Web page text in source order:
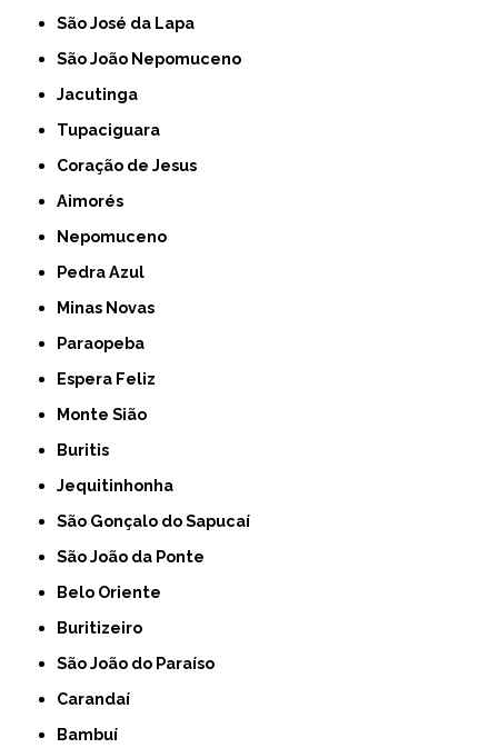
São José da Lapa
São João Nepomuceno
Jacutinga
Tupaciguara
Coração de Jesus
Aimorés
Nepomuceno
Pedra Azul
Minas Novas
Paraopeba
Espera Feliz
Monte Sião
Buritis
Jequitinhonha
São Gonçalo do Sapucaí
São João da Ponte
Belo Oriente
Buritizeiro
São João do Paraíso
Carandaí
Bambuí